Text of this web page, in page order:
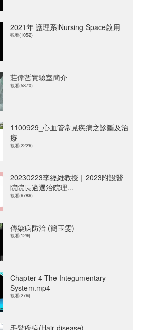
2021年 護理系iNursing Space啟用
觀看(1052)
莊偉哲實驗室簡介
觀看(5870)
1100929_心血管常見疾病之診斷及治
療
觀看(2226)
20230223李經維教授｜2023附設醫
院院長遴選治院理...
觀看(6786)
傳染病防治 (簡玉雯)
觀看(129)
Chapter 4 The Integumentary
System.mp4
觀看(276)
毛髮疾病(Hair disease)